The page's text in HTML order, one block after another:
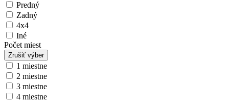
Predný
Zadný
4x4
Iné
Počet miest
Zrušiť výber
1 miestne
2 miestne
3 miestne
4 miestne